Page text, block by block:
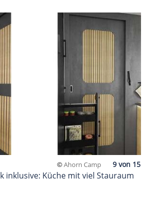
©Ahorn Camp
inklusive: Küche mit viel Stauraum